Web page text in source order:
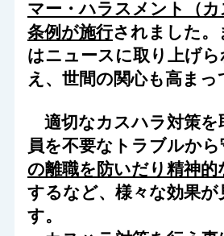
マー・ハラスメント（
条例が施行されました。
はニュースに取り上げ
え、世間の関心も高まっ
適切なカスハラ対策を
員を不要なトラブルから
の離職を防いだり精神的
するなど、様々な効果が
す。